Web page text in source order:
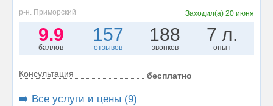
р-н. Приморский Заходил(а) 20 июня
9.9
баллов
157
отзывов
188
звонков
7 л.
опыт
Консультация бесплатно
➡️ Все услуги и цены (9)